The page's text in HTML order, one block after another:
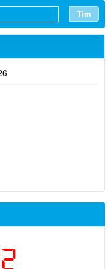
Tìm
năm 2026
chủ trì thực hiện
(đợt 1) lần 3